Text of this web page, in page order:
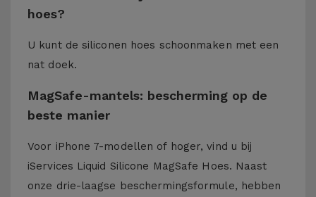
hoes?
U kunt de siliconen hoes schoonmaken met een
nat doek.
MagSafe-mantels: bescherming op de
beste manier
Voor iPhone 7-modellen of hoger, vind u bij
iServices Liquid Silicone MagSafe Hoes. Naast
onze drie-laagse beschermingsformule, hebben